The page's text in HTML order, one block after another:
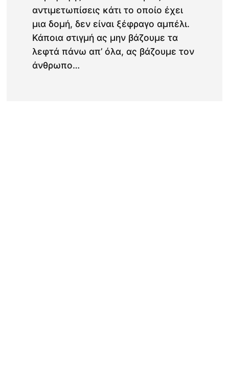
αντιμετωπίσεις κάτι το οποίο έχει
μια δομή, δεν είναι ξέφραγο αμπέλι.
Κάποια στιγμή ας μην βάζουμε τα
λεφτά πάνω απ’ όλα, ας βάζουμε τον
άνθρωπο…